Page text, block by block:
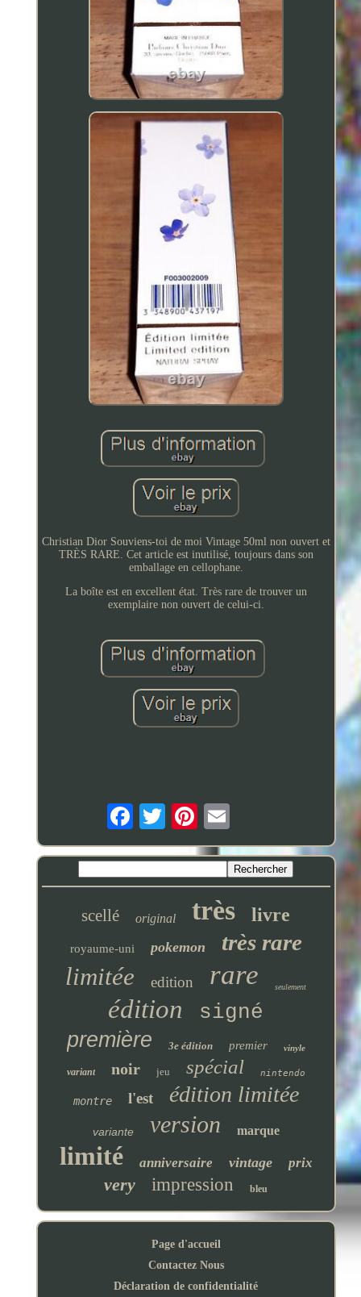
Christian Dior Souviens-toi de moi Vintage 50ml non ouvert et
TRÈS RARE. Cet article est inutilisé, toujours dans son
emballage en cellophane.
La boîte est en excellent état. Très rare de trouver un
exemplaire non ouvert de celui-ci.
scellé original très livre
royaume-uni pokemon très rare
limitée edition rare seulement
édition
signé
première
3e édition premier vinyle
variant noir jeu spécial nintendo
montre l'est édition limitée
variante version marque
limité anniversaire vintage prix
very impression bleu
Page d'accueil
Contactez Nous
Déclaration de confidentialité